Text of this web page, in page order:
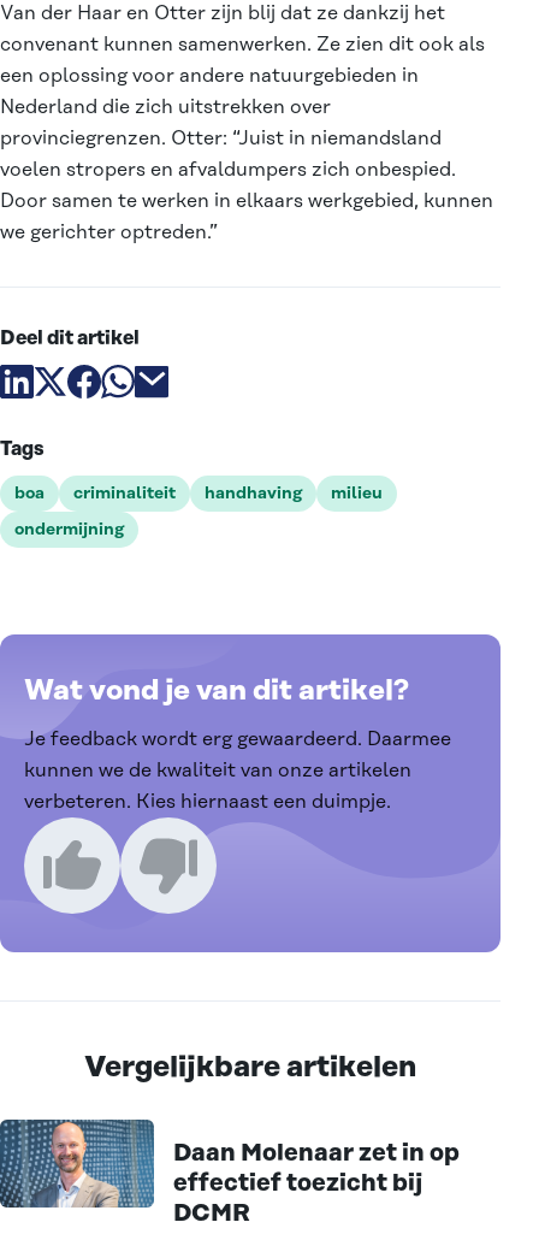
Van der Haar en Otter zijn blij dat ze dankzij het
convenant kunnen samenwerken. Ze zien dit ook als
een oplossing voor andere natuurgebieden in
Nederland die zich uitstrekken over
provinciegrenzen. Otter: “Juist in niemandsland
voelen stropers en afvaldumpers zich onbespied.
Door samen te werken in elkaars werkgebied, kunnen
we gerichter optreden.”
Deel dit artikel
Tags
boa criminaliteit handhaving
milieu
ondermijning
Wat vond je van dit artikel?
Je feedback wordt erg gewaardeerd. Daarmee
kunnen we de kwaliteit van onze artikelen
verbeteren. Kies hiernaast een duimpje.
Ik vind dit een goed artikel
Ik vind dit een slecht artikel
Vergelijkbare artikelen
Daan Molenaar zet in op
effectief toezicht bij
DCMR